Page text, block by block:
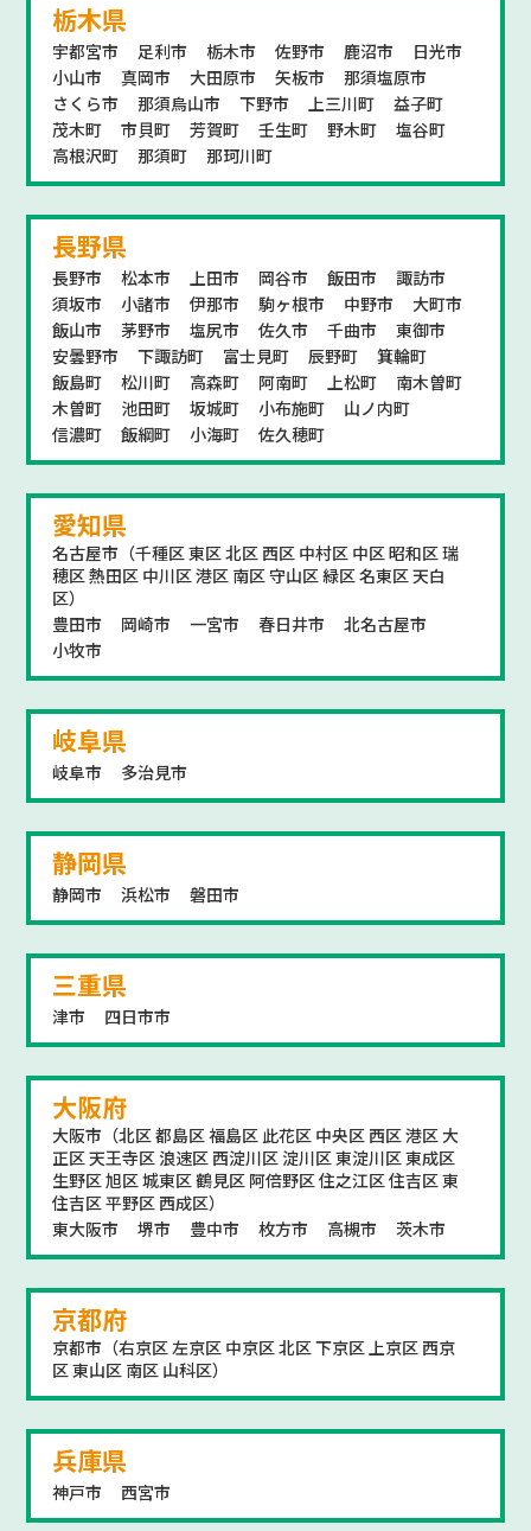
栃木県
宇都宮市 足利市 栃木市 佐野市 鹿沼市
日光市
小山市
真岡市 大田原市 矢板市
那須塩原市
さくら市
那須烏山市 下野市 上三川町
益子町
茂木町
市貝町 芳賀町 壬生町 野木町
塩谷町
高根沢町
那須町 那珂川町
長野県
長野市 松本市 上田市 岡谷市 飯田市
諏訪市
須坂市
小諸市 伊那市 駒ヶ根市 中野市
大町市
飯山市
茅野市 塩尻市 佐久市 千曲市
東御市
安曇野市
下諏訪町 富士見町 辰野町
箕輪町
飯島町
松川町 高森町 阿南町 上松町
南木曽町
木曽町
池田町 坂城町 小布施町
山ノ内町
信濃町
飯綱町 小海町 佐久穂町
愛知県
名古屋市（千種区 東区 北区 西区 中村区 中区 昭和区 瑞
穂区 熱田区 中川区 港区 南区 守山区 緑区 名東区 天白
区）
豊田市
岡崎市 一宮市 春日井市
北名古屋市
小牧市
岐阜県
岐阜市 多治見市
静岡県
静岡市 浜松市 磐田市
三重県
津市 四日市市
大阪府
大阪市（北区 都島区 福島区 此花区 中央区 西区 港区 大
正区 天王寺区 浪速区 西淀川区 淀川区 東淀川区 東成区
生野区 旭区 城東区 鶴見区 阿倍野区 住之江区 住吉区 東
住吉区 平野区 西成区）
東大阪市
堺市 豊中市 枚方市 高槻市 茨木市
京都府
京都市（右京区 左京区 中京区 北区 下京区 上京区 西京
区 東山区 南区 山科区）
兵庫県
神戸市 西宮市